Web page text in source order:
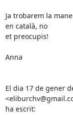
Ja trobarem la
en català, no
et preocupis!
Anna
El dia 17 de gener
ha escrit: